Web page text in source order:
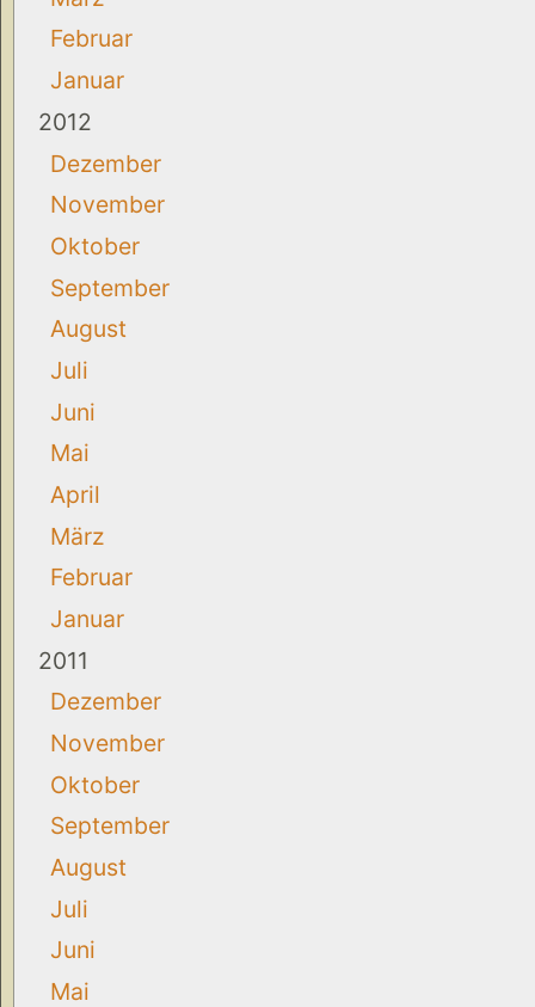
Februar
Januar
2012
Dezember
November
Oktober
September
August
Juli
Juni
Mai
April
März
Februar
Januar
2011
Dezember
November
Oktober
September
August
Juli
Juni
Mai